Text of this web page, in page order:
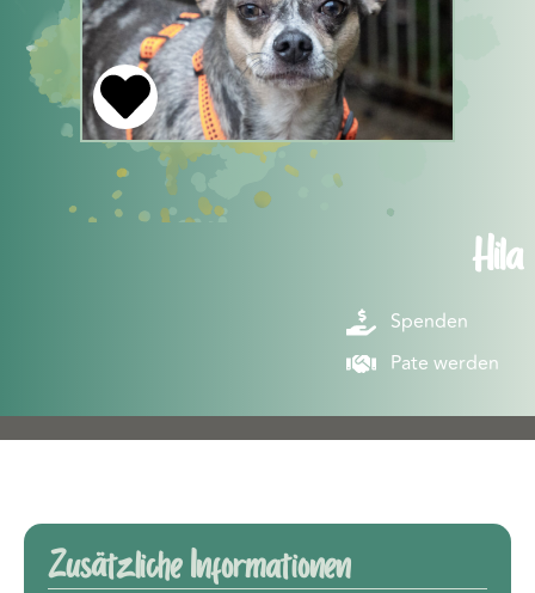
Hila
Spenden
Pate werden
Zusätzliche Informationen